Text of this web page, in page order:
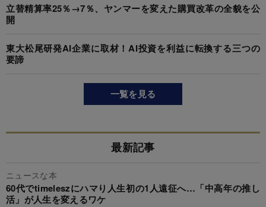
立替精算率25％→7％、ヤンマーを変えた購買改革の全貌を公
開
東大松尾研発AI企業に取材！AI投資を利益に転換する三つの
要諦
一覧を見る
最新記事
ニュースな本
60代でtimeleszにハマり人生初の1人遠征へ…「中高年の推し
活」が人生を変えるワケ